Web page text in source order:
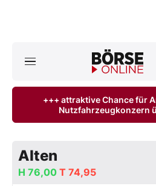
Anlageprodukte
Abo & Shop
+++ attraktive Chance für
Nutzfahrzeugkonzern
Alten
H 76,00 T 74,95